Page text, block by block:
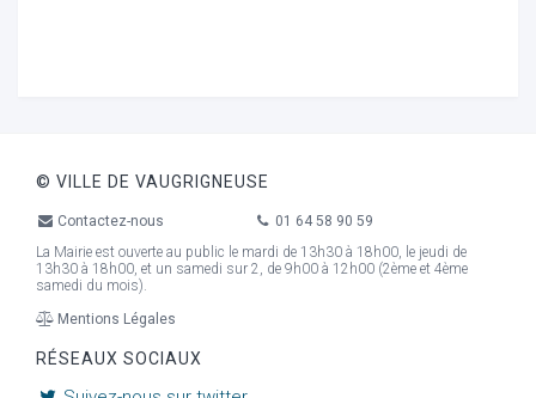
© VILLE DE VAUGRIGNEUSE
Contactez-nous
01 64 58 90 59
La Mairie est ouverte au public le mardi de 13h30 à 18h00, le jeudi de
13h30 à 18h00, et un samedi sur 2, de 9h00 à 12h00 (2ème et 4ème
samedi du mois).
Mentions Légales
RÉSEAUX SOCIAUX